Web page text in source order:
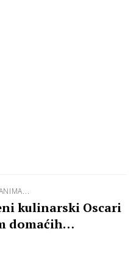
kulinarski Oscari
domaćih
- evo pobjednika!